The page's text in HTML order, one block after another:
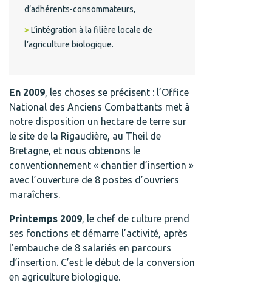
d’adhérents-consommateurs,
L’intégration à la filière locale de
l’agriculture biologique.
En 2009, les choses se précisent : l’Office
National des Anciens Combattants met à
notre disposition un hectare de terre sur
le site de la Rigaudière, au Theil de
Bretagne, et nous obtenons le
conventionnement « chantier d’insertion »
avec l’ouverture de 8 postes d’ouvriers
maraîchers.
Printemps 2009, le chef de culture prend
ses fonctions et démarre l’activité, après
l’embauche de 8 salariés en parcours
d’insertion. C’est le début de la conversion
en agriculture biologique.